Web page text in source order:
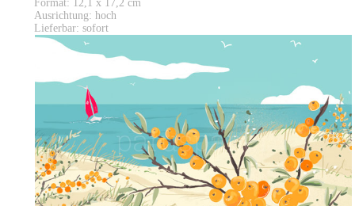
Format: 12,1 x 17,2 cm
Ausrichtung: hoch
Lieferbar: sofort